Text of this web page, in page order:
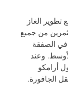
الغاز
من جميع
في الصفقة
وعند
أرامكو
الجافورة.